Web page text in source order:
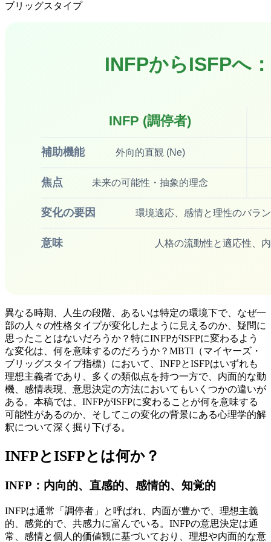
ブリッグスタイプ
異なる時期、人生の段階、あるいは特定の環境下で、なぜ一
部の人々の性格タイプが変化したように見えるのか、疑問に
思ったことはないだろうか？特にINFPがISFPに変わるよう
な変化は、何を意味するのだろうか？MBTI（マイヤーズ・
ブリッグスタイプ指標）において、INFPとISFPはいずれも
理想主義者であり、多くの類似点を持つ一方で、内面的な動
機、感情表現、意思決定の方法においてもいくつかの違いが
ある。本稿では、INFPがISFPに変わることが何を意味する
可能性があるのか、そしてこの変化の背景にある心理学的解
釈について深く掘り下げる。
INFPとISFPとは何か？
INFP：内向的、直感的、感情的、知覚的
INFPは通常「調停者」と呼ばれ、内面が豊かで、理想主義
的、感覚的で、共感力に富んでいる。INFPの意思決定は通
常、感情と個人的価値観に基づいており、理想や内面的な意